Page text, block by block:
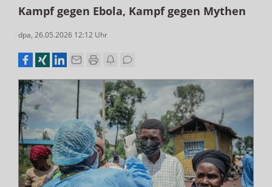
Kampf gegen Ebola, Kampf gegen Mythen
dpa, 26.05.2026 12:12 Uhr